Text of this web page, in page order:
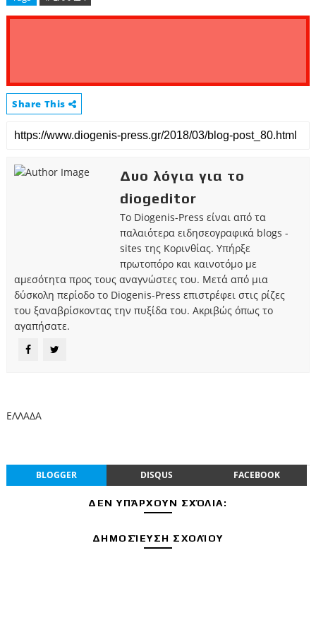
Share This
Δυο λόγια για το
diogeditor
Το Diogenis-Press είναι από τα
παλαιότερα ειδησεογραφικά blogs -
sites της Κορινθίας. Υπήρξε
πρωτοπόρο και καινοτόμο με
αμεσότητα προς τους αναγνώστες του. Μετά από μια
δύσκολη περίοδο το Diogenis-Press επιστρέφει στις ρίζες
του ξαναβρίσκοντας την πυξίδα του. Ακριβώς όπως το
αγαπήσατε.
ΕΛΛΑΔΑ
BLOGGER DISQUS FACEBOOK
ΔΕΝ ΥΠΆΡΧΟΥΝ ΣΧΌΛΙΑ:
ΔΗΜΟΣΊΕΥΣΗ ΣΧΟΛΊΟΥ